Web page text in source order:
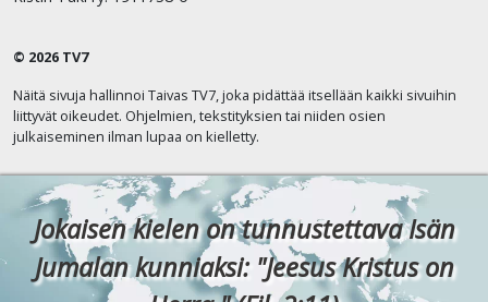
© 2026 TV7
Näitä sivuja hallinnoi Taivas TV7, joka pidättää itsellään kaikki sivuihin
liittyvät oikeudet. Ohjelmien, tekstityksien tai niiden osien
julkaiseminen ilman lupaa on kielletty.
Jokaisen kielen on tunnustettava Isän
Jumalan kunniaksi: "Jeesus Kristus on